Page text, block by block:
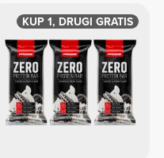
KUP 1, DRUGI GRATIS